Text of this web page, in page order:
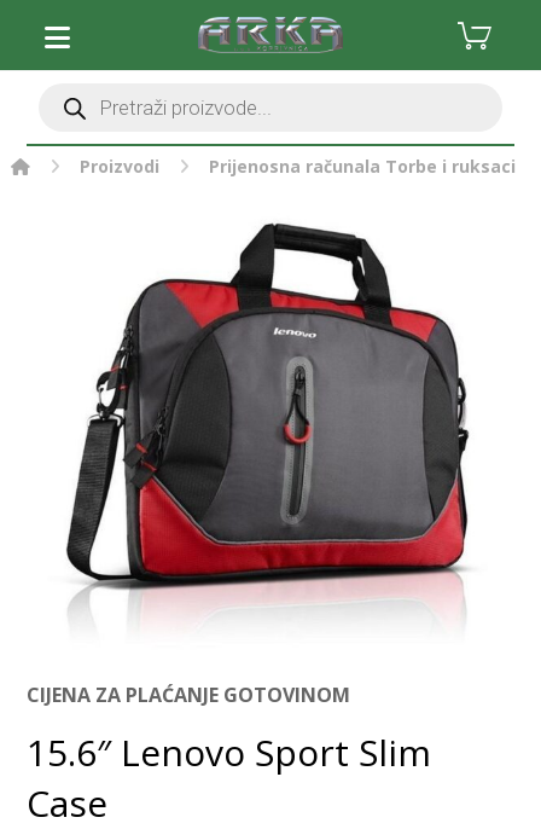
Proizvodi Prijenosna računala Torbe i ruksaci
CIJENA ZA PLAĆANJE GOTOVINOM
15.6″ Lenovo Sport Slim
Case